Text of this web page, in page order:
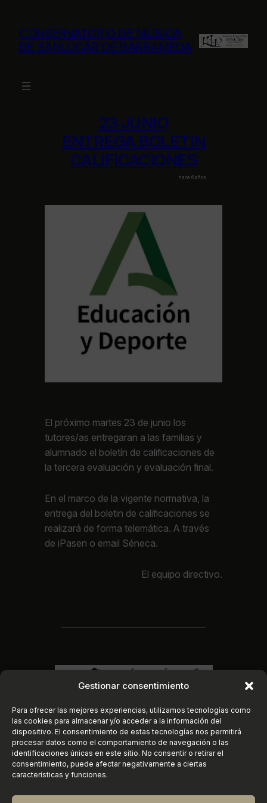
Gestionar consentimiento
Para ofrecer las mejores experiencias, utilizamos tecnologías como
las cookies para almacenar y/o acceder a la información del
dispositivo. El consentimiento de estas tecnologías nos permitirá
procesar datos como el comportamiento de navegación o las
identificaciones únicas en este sitio. No consentir o retirar el
consentimiento, puede afectar negativamente a ciertas
características y funciones.
contenido
CONSERVATORIO DE MÚSICA
DE SANLÚCAR DE BARRAMEDA
23 JUNIO
ENTREGA BOLETIN
CALIFICACIONES
hace 6 años
El próximo martes 23 de junio los
tutores/as entregaran a las familias y
alumnado el boletín de calificaciones de
la tercera evaluación y evaluación final.
En el marco de la vigente normativa, la
entrega del boletin de calificaciones se
realizará de forma telemática. A través
de iPasen o email Séneca.
El equipo directivo.